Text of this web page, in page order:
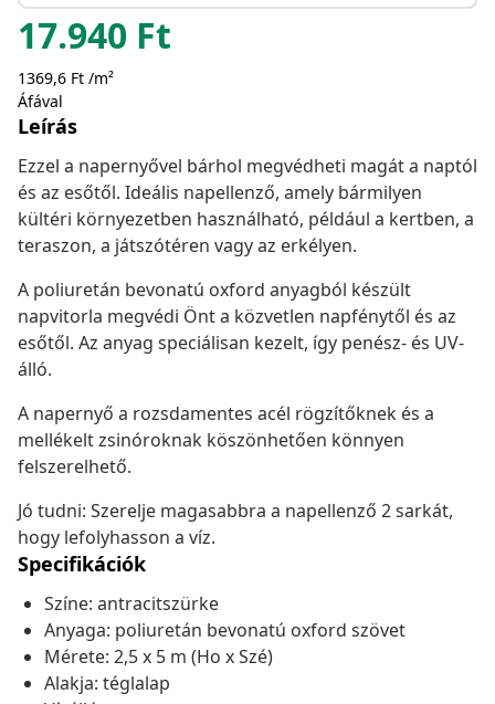
17.940 Ft
1369,6 Ft /m²
Áfával
Leírás
Ezzel a napernyővel bárhol megvédheti magát a naptól
és az esőtől. Ideális napellenző, amely bármilyen
kültéri környezetben használható, például a kertben, a
teraszon, a játszótéren vagy az erkélyen.
A poliuretán bevonatú oxford anyagból készült
napvitorla megvédi Önt a közvetlen napfénytől és az
esőtől. Az anyag speciálisan kezelt, így penész- és UV-
álló.
A napernyő a rozsdamentes acél rögzítőknek és a
mellékelt zsinóroknak köszönhetően könnyen
felszerelhető.
Jó tudni: Szerelje magasabbra a napellenző 2 sarkát,
hogy lefolyhasson a víz.
Specifikációk
Színe: antracitszürke
Anyaga: poliuretán bevonatú oxford szövet
Mérete: 2,5 x 5 m (Ho x Szé)
Alakja: téglalap